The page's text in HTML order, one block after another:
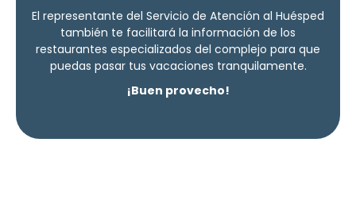
El representante del Servicio de Atención al Huésped
también te facilitará la información de los
restaurantes especializados del complejo para que
puedas pasar tus vacaciones tranquilamente.
¡Buen provecho!